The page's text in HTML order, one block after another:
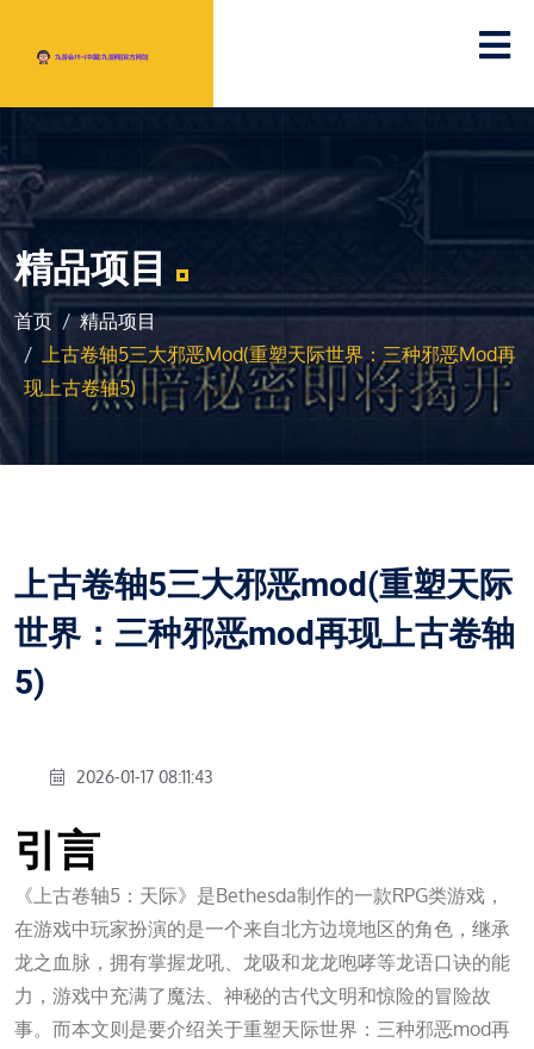
精品项目
首页
精品项目
上古卷轴5三大邪恶mod(重塑天际世界：三种邪恶mod再
现上古卷轴5)
上古卷轴5三大邪恶mod(重塑天际
世界：三种邪恶mod再现上古卷轴
5)
2026-01-17 08:11:43
引言
《上古卷轴5：天际》是Bethesda制作的一款RPG类游戏，
在游戏中玩家扮演的是一个来自北方边境地区的角色，继承
龙之血脉，拥有掌握龙吼、龙吸和龙龙咆哮等龙语口诀的能
力，游戏中充满了魔法、神秘的古代文明和惊险的冒险故
事。而本文则是要介绍关于重塑天际世界：三种邪恶mod再